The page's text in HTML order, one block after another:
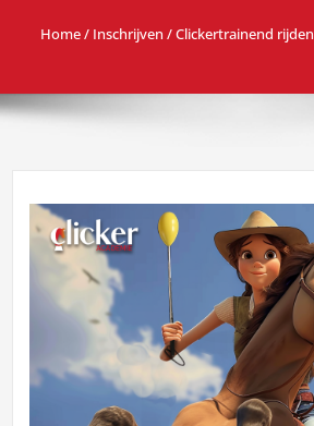
Home/ Inschrijven /Clickertrainend rijden